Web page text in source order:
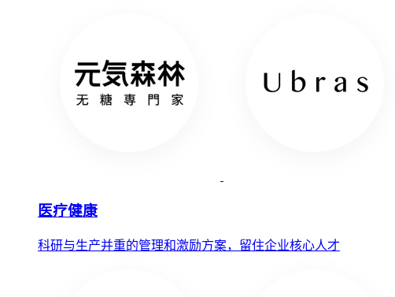
医疗健康
科研与生产并重的管理和激励方案，留住企业核心人才